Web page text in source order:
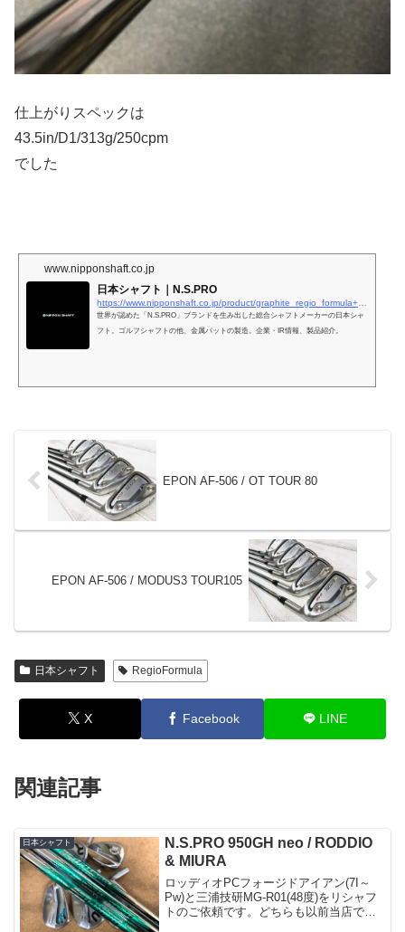
仕上がりスペックは
43.5in/D1/313g/250cpm
でした
www.nipponshaft.co.jp
日本シャフト｜N.S.PRO
世界が認めた「N.S.PRO」ブランドを生み出した総合シャフトメーカーの日本シャ
フト。ゴルフシャフトの他、金属バットの製造。企業・IR情報、製品紹介。
EPON AF-506 / OT TOUR 80
EPON AF-506 / MODUS3 TOUR105
日本シャフト RegioFormula
X Facebook LINE
関連記事
日本シャフト
N.S.PRO 950GH neo / RODDIO
& MIURA
ロッディオPCフォージドアイアン(7I～
Pw)と三浦技研MG-R01(48度)をリシャフ
トのご依頼です。どちらも以前当店でご